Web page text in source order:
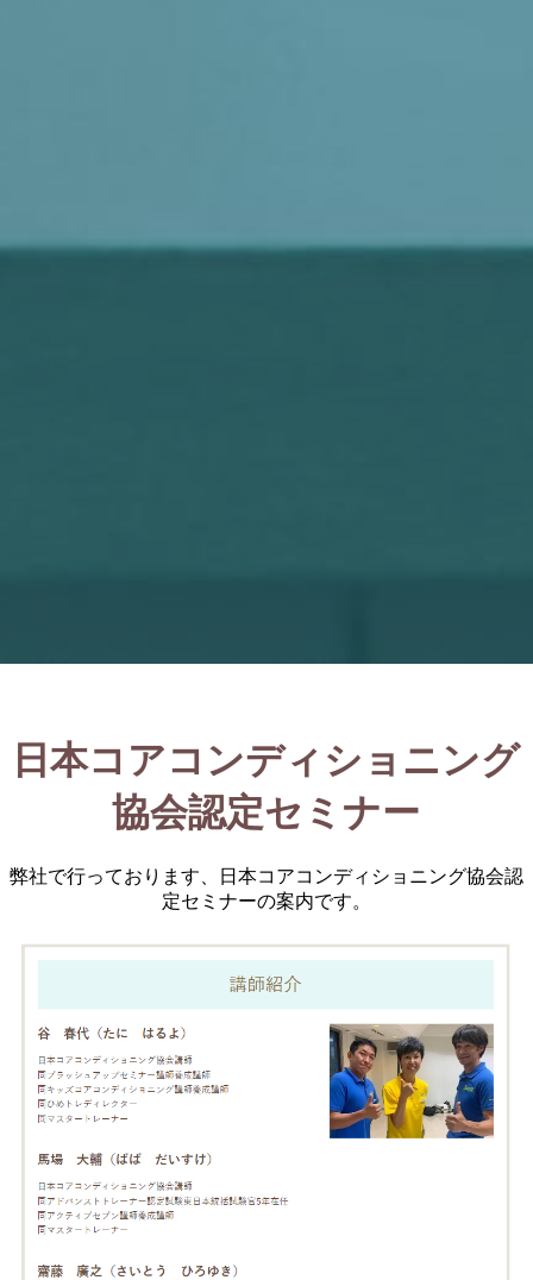
日本コアコンディショニング
協会認定セミナー
弊社で行っております、日本コアコンディショニング協会認
定セミナーの案内です。